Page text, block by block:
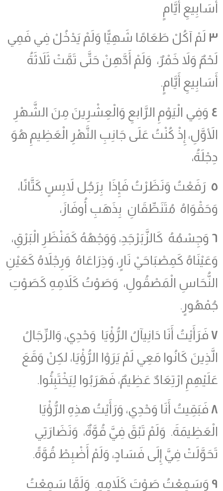
أَسَابِيعِ أَيَّامٍ
٣ لَمْ آكُلْ طَعَامًا شَهِيًّا وَلَمْ يَدْخُلْ فِي فَمِي
لَحْمٌ وَلاَ خَمْرٌ، وَلَمْ أَدَّهِنْ حَتَّى تَمَّتْ ثَلاَثَةُ
أَسَابِيعِ أَيَّامٍ.
٤ وَفِي الْيَوْمِ الرَّابعِ وَالْعِشْرِينَ مِنَ الشَّهْرِ
الأَوَّلِ، إِذْ كُنْتُ عَلَى جَانِبِ النَّهْرِ الْعَظِيمِ هُوَ
دِجْلَةُ،
٥ رَفَعْتُ وَنَظَرْتُ فَإِذَا بِرَجُل لاَبِسٍ كَتَّانًا،
وَحَقْوَاهُ مُتَنَطِّقَانِ بِذَهَبِ أُوفَازَ،
٦ وَجِسْمُهُ كَالزَّبَرْجَدِ، وَوَجْهُهُ كَمَنْظَرِ الْبَرْقِ،
وَعَيْنَاهُ كَمِصْبَاحَيْ نَارٍ، وَذِرَاعَاهُ وَرِجْلاَهُ كَعَيْنِ
النُّحَاسِ الْمَصْقُولِ، وَصَوْتُ كَلاَمِهِ كَصَوْتِ
جُمْهُورٍ.
٧ فَرَأَيْتُ أَنَا دَانِيآلُ الرُّؤْيَا وَحْدِي، وَالرِّجَالُ
الَّذِينَ كَانُوا مَعِي لَمْ يَرَوْا الرُّؤْيَا، لكِنْ وَقَعَ
عَلَيْهِمِ ارْتِعَادٌ عَظِيمٌ، فَهَرَبُوا لِيَخْتَبِئُوا.
٨ فَبَقِيتُ أَنَا وَحْدِي، وَرَأَيْتُ هذِهِ الرُّؤْيَا
الْعَظِيمَةَ. وَلَمْ تَبْقَ فِيَّ قُوَّةٌ، وَنَضَارَتِي
تَحَوَّلَتْ فِيَّ إِلَى فَسَادٍ، وَلَمْ أَضْبِطْ قُوَّةً.
٩ وَسَمِعْتُ صَوْتَ كَلاَمِهِ. وَلَمَّا سَمِعْتُ